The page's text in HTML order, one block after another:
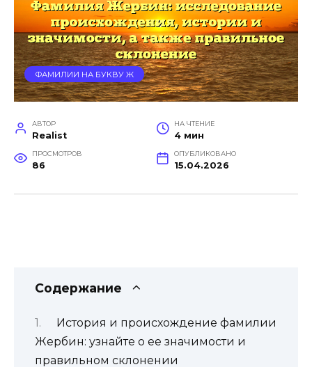
ФАМИЛИИ НА БУКВУ Ж
АВТОР
Realist
НА ЧТЕНИЕ
4 мин
ПРОСМОТРОВ
86
ОПУБЛИКОВАНО
15.04.2026
Содержание
История и происхождение фамилии
Жербин: узнайте о ее значимости и
правильном склонении